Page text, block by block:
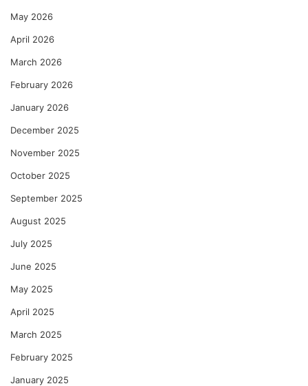
May 2026
April 2026
March 2026
February 2026
January 2026
December 2025
November 2025
October 2025
September 2025
August 2025
July 2025
June 2025
May 2025
April 2025
March 2025
February 2025
January 2025